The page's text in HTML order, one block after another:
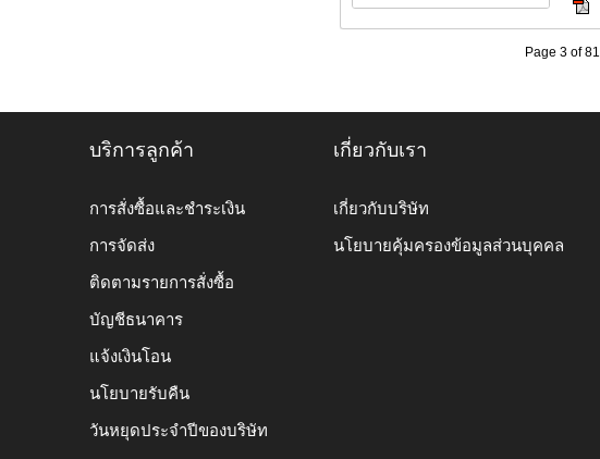
Page 3 of 81
บริการลูกค้า
การสั่งซื้อและชำระเงิน
การจัดส่ง
ติดตามรายการสั่งซื้อ
บัญชีธนาคาร
แจ้งเงินโอน
นโยบายรับคืน
วันหยุดประจำปีของบริษัท
เกี่ยวกับเรา
เกี่ยวกับบริษัท
นโยบายคุ้มครองข้อมูลส่วนบุคคล